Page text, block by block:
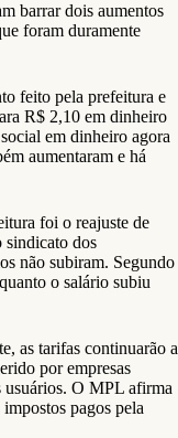
barrar dois aumentos
foram duramente
feito pela prefeitura e
R$ 2,10 em dinheiro
em dinheiro agora
aumentaram e há
foi o reajuste de
sindicato dos
não subiram. Segundo
o salário subiu
as tarifas continuarão a
por empresas
usuários. O MPL afirma
pagos pela